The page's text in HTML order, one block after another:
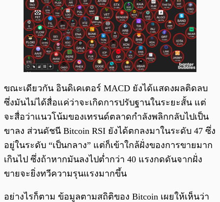
ขณะเดียวกัน อินดิเคเตอร์ MACD ยังได้แสดงผลติดลบ
ซึ่งมันไม่ได้สื่อแค่ว่าจะเกิดการปรับฐานในระยะสั้น แต่
จะสื่อว่าแนวโน้มของเทรนด์ตลาดกำลังพลิกกลับไปเป็น
ขาลง ส่วนดัชนี Bitcoin RSI ยังได้ตกลงมาในระดับ 47 ซึ่ง
อยู่ในระดับ “เป็นกลาง” แต่ก็เข้าใกล้ฝั่งของการขายมาก
เกินไป ซึ่งถ้าหากมันลงไปต่ำกว่า 40 แรงกดดันจากฝั่ง
ขายจะยิ่งทวีความรุนแรงมากขึ้น
อย่างไรก็ตาม ข้อมูลตามสถิติของ Bitcoin เผยให้เห็นว่า